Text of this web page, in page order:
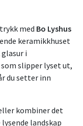
med Bo Lyshus
keramikkhuset
i
som slipper lyset ut,
du setter inn
kombiner det
landskap